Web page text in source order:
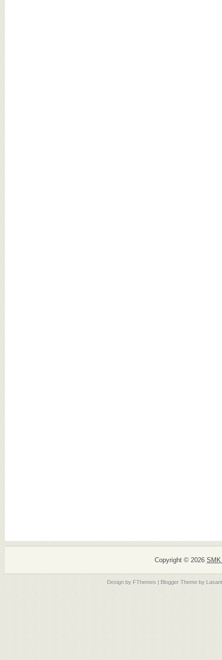
Copyright © 2026
Design by FThemes | Blogger Theme by